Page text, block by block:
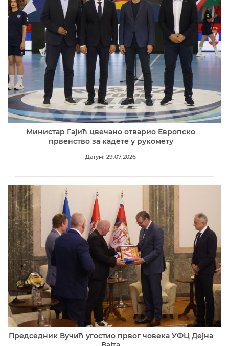
Министар Гајић цвечано отварио Европско
првенство за кадете у рукомету
Датум: 29.07.2026
Председник Вучић угостио првог човека УФЦ Дејна